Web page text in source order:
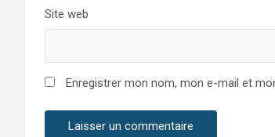
Site web
Enregistrer mon nom, mon e-mail et